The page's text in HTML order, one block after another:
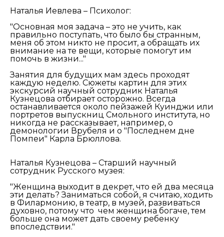
Наталья Иевлева – Психолог:
"Основная моя задача – это не учить, как
правильно поступать, что было бы странным,
меня об этом никто не просит, а обращать их
внимание на те вещи, которые помогут им
помочь в жизни..."
Занятия для будущих мам здесь проходят
каждую неделю. Сюжеты картин для этих
экскурсий научный сотрудник Наталья
Кузнецова отбирает осторожно. Всегда
останавливается около пейзажей Куинджи или
портретов выпускниц Смольного института, но
никогда не рассказывает, например, о
демонологии Врубеля и о "Последнем дне
Помпеи" Карла Брюллова.
Наталья Кузнецова – Старший научный
сотрудник Русского музея:
"Женщина выходит в декрет, что ей два месяца
эти делать? Заниматься собой, я считаю, ходить
в Филармонию, в театр, в музей, развиваться
духовно, потому что чем женщина богаче, тем
больше она может дать своему ребенку
впоследствии."